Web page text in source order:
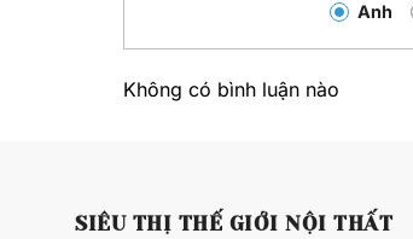
Anh
Không có bình luận nào
SIÊU THỊ THẾ GIỚI NỘI THẤT